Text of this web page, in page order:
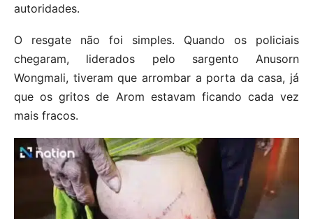
autoridades.
O resgate não foi simples. Quando os policiais
chegaram, liderados pelo sargento Anusorn
Wongmali, tiveram que arrombar a porta da casa, já
que os gritos de Arom estavam ficando cada vez
mais fracos.